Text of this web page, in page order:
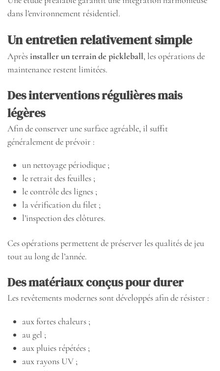
dans l’environnement résidentiel.
Un entretien relativement simple
Aprèsinstaller un terrain de pickleball, les opérations de
maintenance restent limitées.
Des interventions régulières mais
légères
Afin de conserver une surface agréable, il suffit
généralement de prévoir :
un nettoyage périodique ;
le retrait des feuilles ;
le contrôle des lignes ;
la vérification du filet ;
l’inspection des clôtures.
Ces opérations permettent de préserver les qualités de jeu
tout au long de l’année.
Des matériaux conçus pour durer
Les revêtements modernes sont développés afin de résister :
aux fortes chaleurs ;
au gel ;
aux pluies répétées ;
aux rayons UV ;